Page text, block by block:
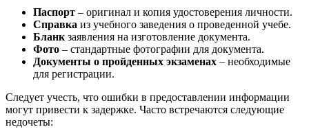
Паспорт – оригинал и копия удостоверения личности.
Справка из учебного заведения о проведенной учебе.
Бланк заявления на изготовление документа.
Фото – стандартные фотографии для документа.
Документы о пройденных экзаменах – необходимые
для регистрации.
Следует учесть, что ошибки в предоставлении информации
могут привести к задержке. Часто встречаются следующие
недочеты: